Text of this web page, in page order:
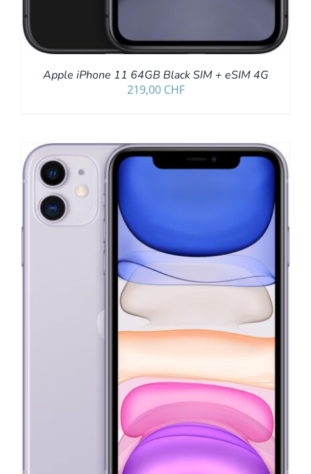
Apple iPhone 11 64GB Black SIM + eSIM 4G
219,00 CHF